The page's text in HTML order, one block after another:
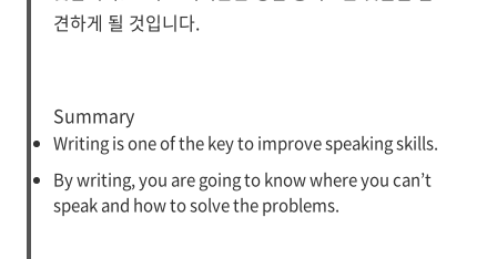
견하게 될 것입니다.
Summary
Writing is one of the key to improve speaking skills.
By writing, you are going to know where you can’t
speak and how to solve the problems.